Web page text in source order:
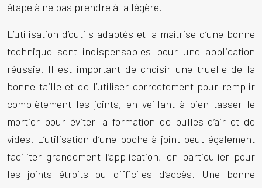
étape à ne pas prendre à la légère.
L’utilisation d’outils adaptés et la maîtrise d’une bonne
technique sont indispensables pour une application
réussie. Il est important de choisir une truelle de la
bonne taille et de l’utiliser correctement pour remplir
complètement les joints, en veillant à bien tasser le
mortier pour éviter la formation de bulles d’air et de
vides. L’utilisation d’une poche à joint peut également
faciliter grandement l’application, en particulier pour
les joints étroits ou difficiles d’accès. Une bonne